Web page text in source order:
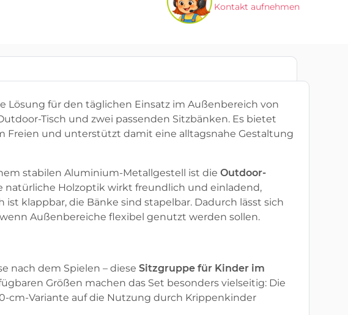
Kontakt aufnehmen
Lösung für den täglichen Einsatz im Außenbereich von
Tisch und zwei passenden Sitzbänken. Es bietet
Freien und unterstützt damit eine alltagsnahe Gestaltung
stabilen Aluminium-Metallgestell ist die Outdoor-
Holzoptik wirkt freundlich und einladend,
klappbar, die Bänke sind stapelbar. Dadurch lässt sich
Außenbereiche flexibel genutzt werden sollen.
nach dem Spielen – diese Sitzgruppe für Kinder im
Größen machen das Set besonders vielseitig: Die
cm-Variante auf die Nutzung durch Krippenkinder